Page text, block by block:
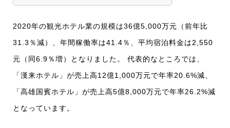
2020年の観光ホテル業の規模は36億5,000万元（前年比
31.3％減）、年間稼働率は41.4％、平均宿泊料金は2,550
元（同6.9％増）となりました。 代表的なところでは、
「漢来ホテル」が売上高12億1,000万元で年率20.6%減、
「高雄国賓ホテル」が売上高5億8,000万元で年率26.2%減
となっています。